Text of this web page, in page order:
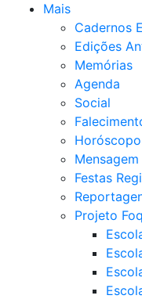
Mais
Cadernos
Edições
Memórias
Agenda
Social
Horóscopo
Festas
Projeto